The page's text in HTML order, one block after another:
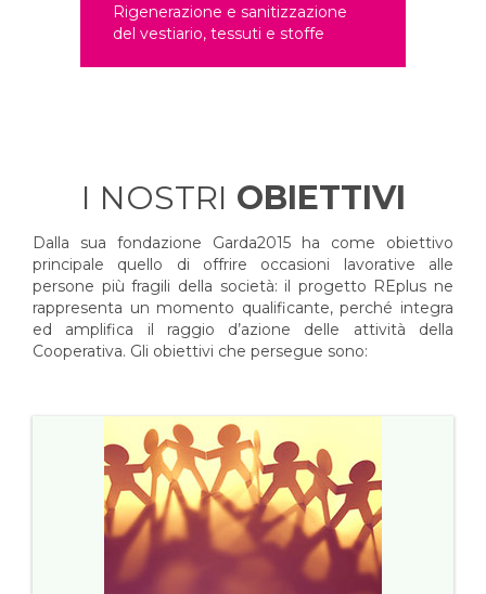
Rigenerazione e sanitizzazione
del vestiario, tessuti e stoffe
I NOSTRI OBIETTIVI
Dalla sua fondazione Garda2015 ha come obiettivo
principale quello di offrire occasioni lavorative alle
persone più fragili della società: il progetto REplus ne
rappresenta un momento qualificante, perché integra
ed amplifica il raggio d’azione delle attività della
Cooperativa. Gli obiettivi che persegue sono: